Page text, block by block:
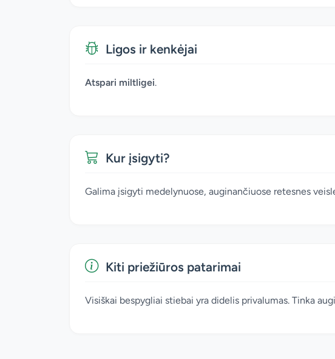
Ligos ir kenkėjai
Atspari miltligei.
Kur įsigyti?
Galima įsigyti medelynuose, auginančiuose retesnes
Kiti priežiūros patarimai
Visiškai bespygliai stiebai yra didelis privalumas. Tinka